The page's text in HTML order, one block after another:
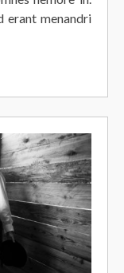
erant menandri